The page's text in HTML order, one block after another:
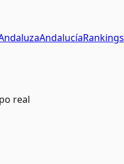
AndalucíaRankings
real